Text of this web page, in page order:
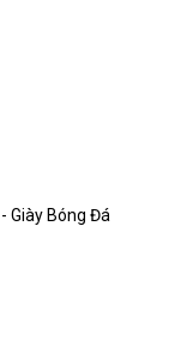
Giày Bóng Đá